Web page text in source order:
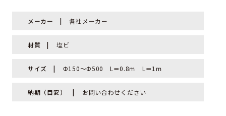
メーカー 各社メーカー
材質 塩ビ
サイズ Φ150～Φ500 L＝0.8ｍ L＝1ｍ
納期（目安） お問い合わせください